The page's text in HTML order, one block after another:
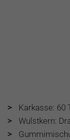
>
Karkasse: 60
>
Wulstkern:
>